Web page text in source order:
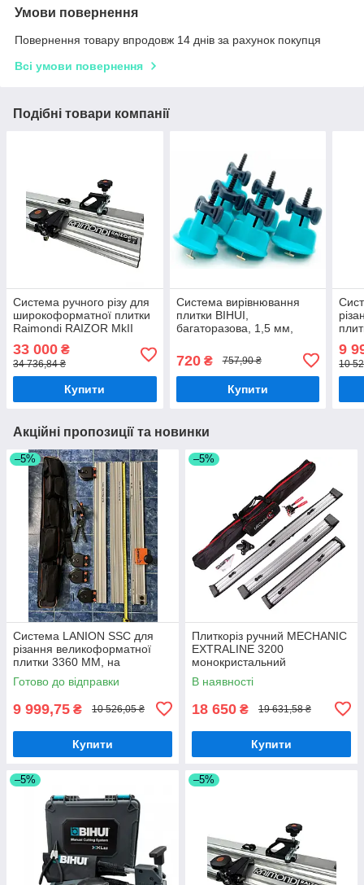
Умови повернення
Повернення товару впродовж 14 днів за рахунок покупця
Всі умови повернення
Подібні товари компанії
Система ручного різу для
широкоформатної плитки
Raimondi RAIZOR MkII
33 000 ₴
34 736,84 ₴
Купити
Система вирівнювання
плитки BIHUI,
багаторазова, 1,5 мм,
720₴ 757,90 ₴
Купити
9
10
Акційні пропозиції та новинки
–5%
Система LANION SSC для
різання великоформатної
плитки 3360 ММ, на
підшипниках
Готово до відправки
9 999,75 ₴ 10 526,05 ₴
Купити
–5%
Плиткоріз ручний MECHANIC
EXTRALINE 3200
монокристальний
В наявності
18 650 ₴ 19 631,58 ₴
Купити
–5% –5%